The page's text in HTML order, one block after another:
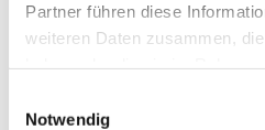
Partner führen diese
weiteren Daten zusammen,
Notwendig
Dies